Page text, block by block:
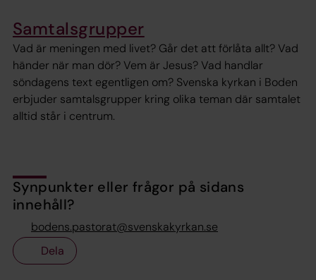
Samtalsgrupper
Vad är meningen med livet? Går det att förlåta allt? Vad
händer när man dör? Vem är Jesus? Vad handlar
söndagens text egentligen om? Svenska kyrkan i Boden
erbjuder samtalsgrupper kring olika teman där samtalet
alltid står i centrum.
Synpunkter eller frågor på sidans
innehåll?
bodens.pastorat@svenskakyrkan.se
Dela